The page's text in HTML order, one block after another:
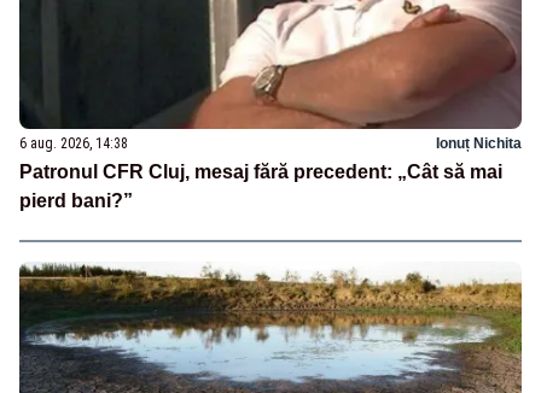
6 aug. 2026, 14:38 Ionuț Nichita
Patronul CFR Cluj, mesaj fără precedent: „Cât să mai
pierd bani?”